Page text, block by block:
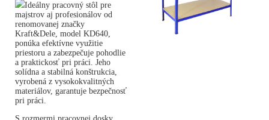
Ideálny pracovný stôl pre
majstrov aj profesionálov od
renomovanej značky
Kraft&Dele, model KD640,
ponúka efektívne využitie
priestoru a zabezpečuje pohodlie
a praktickosť pri práci. Jeho
solídna a stabilná konštrukcia,
vyrobená z vysokokvalitných
materiálov, garantuje bezpečnosť
pri práci.